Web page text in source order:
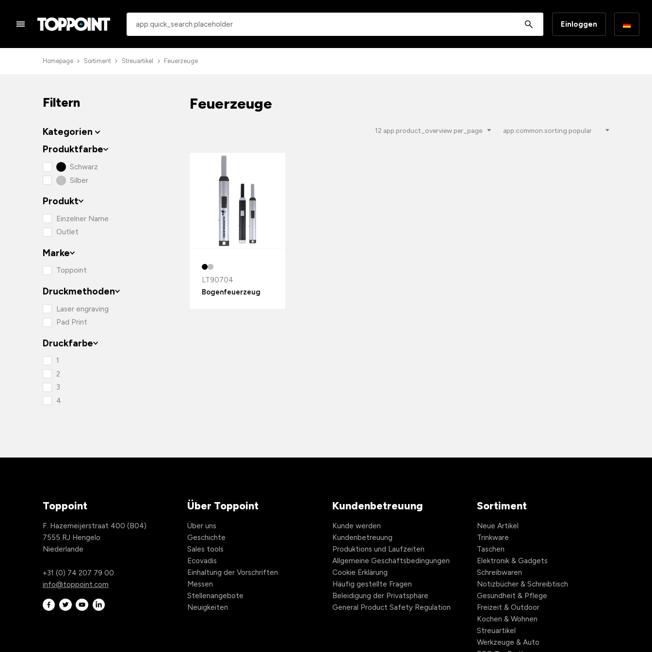
Einloggen
Homepage Sortiment Streuartikel Feuerzeuge
Feuerzeuge
LT90704
Bogenfeuerzeug
Filtern
Kategorien
Produktfarbe
Schwarz
Silber
Produkt
Einzelner Name
Outlet
Marke
Toppoint
Druckmethoden
Laser engraving
Pad Print
Druckfarbe
1
2
3
4
Toppoint
F. Hazemeijerstraat 400 (B04)
7555 RJ Hengelo
Niederlande
+31 (0) 74 207 79 00
info@toppoint.com
Über Toppoint
Über uns
Geschichte
Sales tools
Ecovadis
Einhaltung der Vorschriften
Messen
Stellenangebote
Neuigkeiten
Kundenbetreuung
Kunde werden
Kundenbetreuung
Produktions und Laufzeiten
Allgemeine Geschäftsbedingungen
Cookie Erklärung
Häufig gestellte Fragen
Beleidigung der Privatsphäre
General Product Safety Regulation
Sortiment
Neue Artikel
Trinkware
Taschen
Elektronik & Gadgets
Schreibwaren
Notizbücher & Schreibtisch
Gesundheit & Pflege
Freizeit & Outdoor
Kochen & Wohnen
Streuartikel
Werkzeuge & Auto